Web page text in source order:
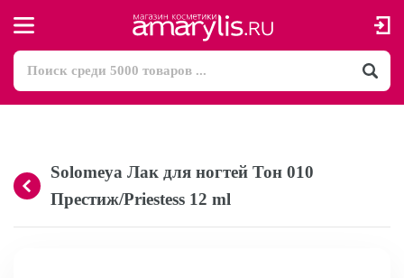
Solomeya Лак для ногтей Тон 010
Престиж/Priestess 12 ml